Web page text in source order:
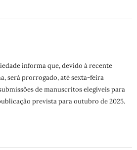
informa que, devido à recente
será prorrogado, até sexta-feira
de manuscritos elegíveis para
prevista para outubro de 2025.